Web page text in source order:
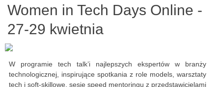
Women in Tech Days Online -
27-29 kwietnia
W programie tech talk’i najlepszych ekspertów w branży
technologicznej, inspirujące spotkania z role models, warsztaty
tech i soft-skillowe, sesje speed mentoringu z przedstawicielami